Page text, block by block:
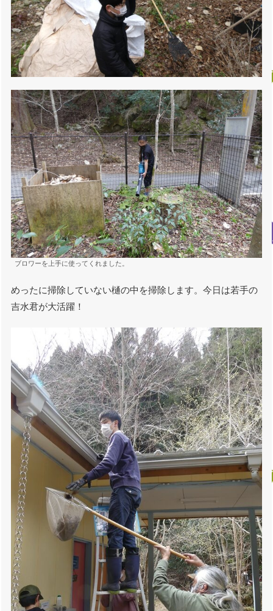
ブロワーを上手に使ってくれました。
めったに掃除していない樋の中を掃除します。今日は若手の
吉水君が大活躍！